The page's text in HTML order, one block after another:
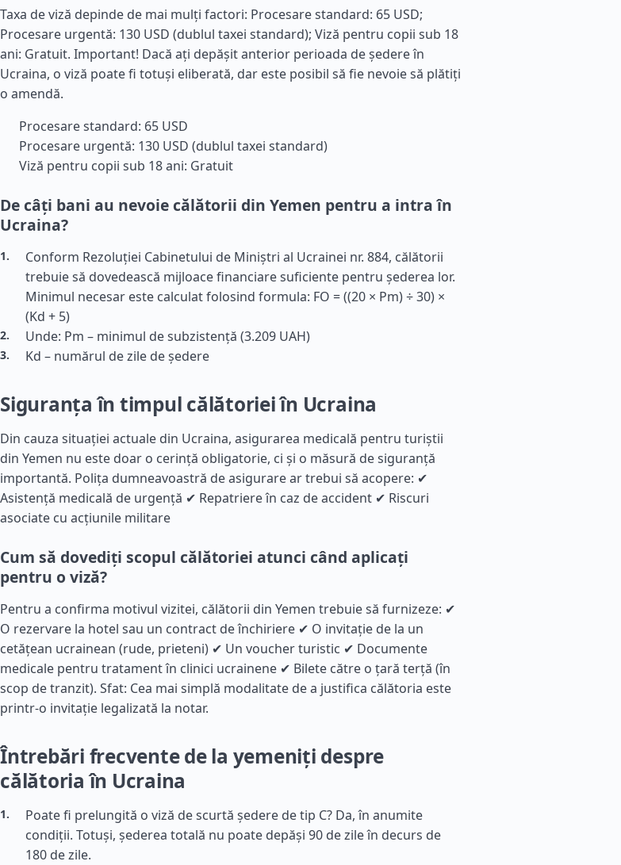
Taxa de viză depinde de mai mulți factori: Procesare standard: 65 USD;
Procesare urgentă: 130 USD (dublul taxei standard); Viză pentru copii sub 18
ani: Gratuit. Important! Dacă ați depășit anterior perioada de ședere în
Ucraina, o viză poate fi totuși eliberată, dar este posibil să fie nevoie să plătiți
o amendă.
Procesare standard: 65 USD
Procesare urgentă: 130 USD (dublul taxei standard)
Viză pentru copii sub 18 ani: Gratuit
De câți bani au nevoie călătorii din Yemen pentru a intra în
Ucraina?
Conform Rezoluției Cabinetului de Miniștri al Ucrainei nr. 884, călătorii
trebuie să dovedească mijloace financiare suficiente pentru șederea lor.
Minimul necesar este calculat folosind formula: FO = ((20 × Pm) ÷ 30) ×
(Kd + 5)
Unde: Pm – minimul de subzistență (3.209 UAH)
Kd – numărul de zile de ședere
Siguranța în timpul călătoriei în Ucraina
Din cauza situației actuale din Ucraina, asigurarea medicală pentru turiștii
din Yemen nu este doar o cerință obligatorie, ci și o măsură de siguranță
importantă. Polița dumneavoastră de asigurare ar trebui să acopere: ✔
Asistență medicală de urgență ✔ Repatriere în caz de accident ✔ Riscuri
asociate cu acțiunile militare
Cum să dovediți scopul călătoriei atunci când aplicați
pentru o viză?
Pentru a confirma motivul vizitei, călătorii din Yemen trebuie să furnizeze: ✔
O rezervare la hotel sau un contract de închiriere ✔ O invitație de la un
cetățean ucrainean (rude, prieteni) ✔ Un voucher turistic ✔ Documente
medicale pentru tratament în clinici ucrainene ✔ Bilete către o țară terță (în
scop de tranzit). Sfat: Cea mai simplă modalitate de a justifica călătoria este
printr-o invitație legalizată la notar.
Întrebări frecvente de la yemeniți despre
călătoria în Ucraina
Poate fi prelungită o viză de scurtă ședere de tip C? Da, în anumite
condiții. Totuși, șederea totală nu poate depăși 90 de zile în decurs de
180 de zile.